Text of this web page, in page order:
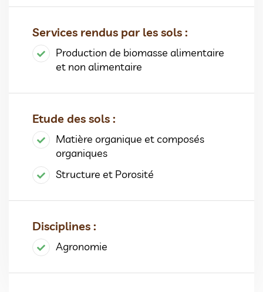
Services rendus par les sols :
Production de biomasse alimentaire
et non alimentaire
Etude des sols :
Matière organique et composés
organiques
Structure et Porosité
Disciplines :
Agronomie